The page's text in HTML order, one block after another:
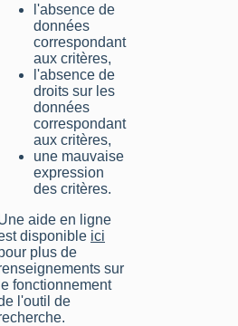
l'absence de
données
correspondant
aux critères,
l'absence de
droits sur les
données
correspondant
aux critères,
une mauvaise
expression
des critères.
aide en ligne
disponible ici
plus de
sur
le fonctionnement
l'outil de